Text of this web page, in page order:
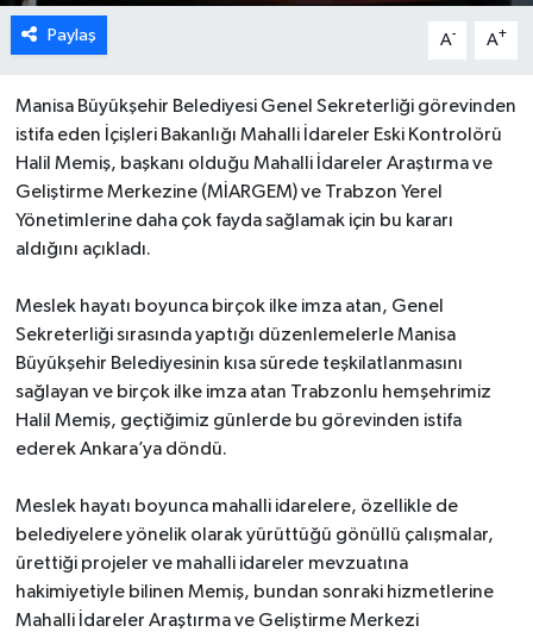
Paylaş A- A+
Manisa Büyükşehir Belediyesi Genel Sekreterliği görevinden
istifa eden İçişleri Bakanlığı Mahalli İdareler Eski Kontrolörü
Halil Memiş, başkanı olduğu Mahalli İdareler Araştırma ve
Geliştirme Merkezine (MİARGEM) ve Trabzon Yerel
Yönetimlerine daha çok fayda sağlamak için bu kararı
aldığını açıkladı.
Meslek hayatı boyunca birçok ilke imza atan, Genel
Sekreterliği sırasında yaptığı düzenlemelerle Manisa
Büyükşehir Belediyesinin kısa sürede teşkilatlanmasını
sağlayan ve birçok ilke imza atan Trabzonlu hemşehrimiz
Halil Memiş, geçtiğimiz günlerde bu görevinden istifa
ederek Ankara’ya döndü.
Meslek hayatı boyunca mahalli idarelere, özellikle de
belediyelere yönelik olarak yürüttüğü gönüllü çalışmalar,
ürettiği projeler ve mahalli idareler mevzuatına
hakimiyetiyle bilinen Memiş, bundan sonraki hizmetlerine
Mahalli İdareler Araştırma ve Geliştirme Merkezi